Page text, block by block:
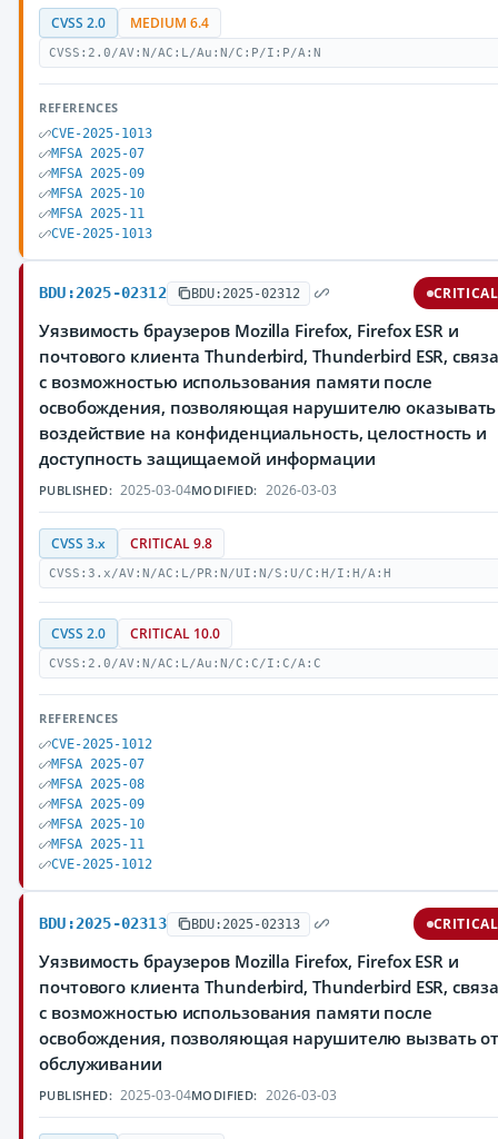
CVSS 2.0 MEDIUM 6.4
CVSS:2.0/AV:N/AC:L/Au:N/C:P/I:P/A:N
REFERENCES
CVE-2025-1013
MFSA 2025-07
MFSA 2025-09
MFSA 2025-10
MFSA 2025-11
CVE-2025-1013
BDU:2025-02312 BDU:2025-02312 CRITICAL
Уязвимость браузеров Mozilla Firefox, Firefox ESR и
почтового клиента Thunderbird, Thunderbird ESR,
с возможностью использования памяти после
освобождения, позволяющая нарушителю оказывать
воздействие на конфиденциальность, целостность и
доступность защищаемой информации
PUBLISHED: 2025-03-04MODIFIED: 2026-03-03
CVSS 3.x CRITICAL 9.8
CVSS:3.x/AV:N/AC:L/PR:N/UI:N/S:U/C:H/I:H/A:H
CVSS 2.0 CRITICAL 10.0
CVSS:2.0/AV:N/AC:L/Au:N/C:C/I:C/A:C
REFERENCES
CVE-2025-1012
MFSA 2025-07
MFSA 2025-08
MFSA 2025-09
MFSA 2025-10
MFSA 2025-11
CVE-2025-1012
BDU:2025-02313 BDU:2025-02313 CRITICAL
Уязвимость браузеров Mozilla Firefox, Firefox ESR и
почтового клиента Thunderbird, Thunderbird ESR,
с возможностью использования памяти после
освобождения, позволяющая нарушителю вызвать
обслуживании
PUBLISHED: 2025-03-04MODIFIED: 2026-03-03